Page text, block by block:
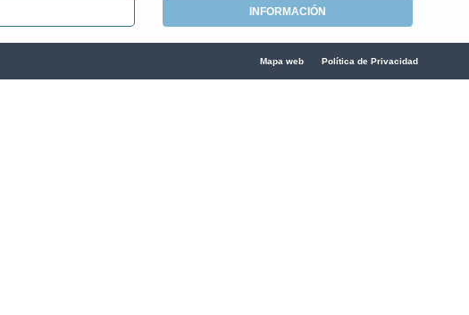
INFORMACIÓN
Política de Privacidad
Mapa web